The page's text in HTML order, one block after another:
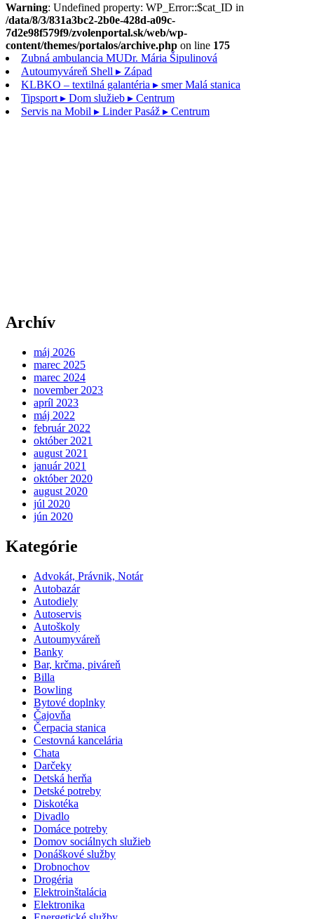
Warning: Undefined property: WP_Error::$cat_ID in
/data/8/3/831a3bc2-2b0e-428d-a09c-
7d2e98f579f9/zvolenportal.sk/web/wp-
content/themes/portalos/archive.php on line 175
Zubná ambulancia MUDr. Mária Šipulinová
Autoumyváreň Shell ▸ Západ
KLBKO – textilná galantéria ▸ smer Malá stanica
Tipsport ▸ Dom služieb ▸ Centrum
Servis na Mobil ▸ Linder Pasáž ▸ Centrum
Archív
máj 2026
marec 2025
marec 2024
november 2023
apríl 2023
máj 2022
február 2022
október 2021
august 2021
január 2021
október 2020
august 2020
júl 2020
jún 2020
Kategórie
Advokát, Právnik, Notár
Autobazár
Autodiely
Autoservis
Autoškoly
Autoumyváreň
Banky
Bar, krčma, piváreň
Billa
Bowling
Bytové doplnky
Čajovňa
Čerpacia stanica
Cestovná kancelária
Chata
Darčeky
Detská herňa
Detské potreby
Diskotéka
Divadlo
Domáce potreby
Domov sociálnych služieb
Donáškové služby
Drobnochov
Drogéria
Elektroinštalácia
Elektronika